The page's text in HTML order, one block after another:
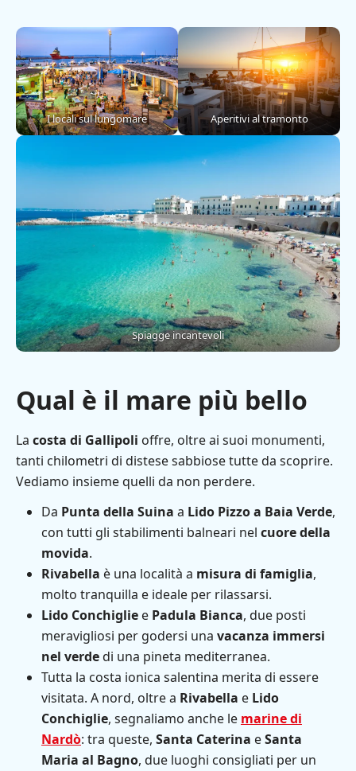
I locali sul lungomare Aperitivi al tramonto
Spiagge incantevoli
Qual è il mare più bello
La costa di Gallipoli offre, oltre ai suoi monumenti,
tanti chilometri di distese sabbiose tutte da scoprire.
Vediamo insieme quelli da non perdere.
Da Punta della Suina a Lido Pizzo a Baia Verde,
con tutti gli stabilimenti balneari nel cuore della
movida.
Rivabella è una località a misura di famiglia,
molto tranquilla e ideale per rilassarsi.
Lido Conchiglie e Padula Bianca, due posti
meravigliosi per godersi una vacanza immersi
nel verdedi una pineta mediterranea.
Tutta la costa ionica salentina merita di essere
visitata. A nord, oltre a Rivabella e Lido
Conchiglie, segnaliamo anche le marine di
Nardò: tra queste, Santa Caterina eSanta
Maria al Bagno, due luoghi consigliati per un